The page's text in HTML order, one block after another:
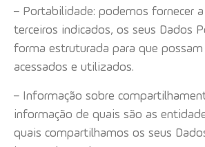
– Portabilidade: podemos fornecer
terceiros indicados, os seus Dados
forma estruturada para que possam
acessados e utilizados.
– Informação sobre
informação de quais são as
quais compartilhamos os seus